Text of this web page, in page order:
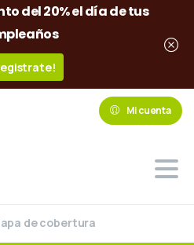
del 20% el día de tus
Mi cuenta
de cobertura